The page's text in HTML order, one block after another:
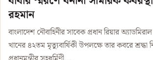
রহমান
বাংলাদেশ নৌবাহিনীর সাবেক প্রধান রিয়ার
খানের ৪২তম মৃত্যুবার্ষিকী উপলক্ষে তার কবরে শ্রদ্ধা